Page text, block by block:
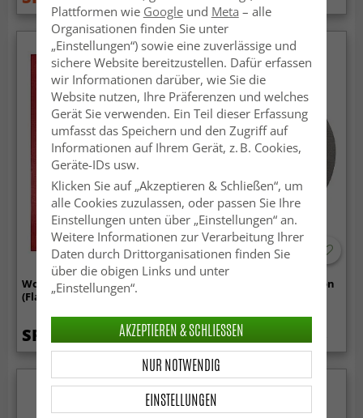
Wollteppich - Hamilton
(Flame Scarlet)
SFr. 88.99
Runde Teppiche - Hamilton
SFr. 44.99
Plattformen wie Googleund Meta – alle
Organisationen finden Sie unter
„Einstellungen“) sowie eine zuverlässige und
sichere Website bereitzustellen. Dafür erfassen
wir Informationen darüber, wie Sie die
Website nutzen, Ihre Präferenzen und welches
Gerät Sie verwenden. Ein Teil dieser Erfassung
umfasst das Speichern und den Zugriff auf
Informationen auf Ihrem Gerät, z. B. Cookies,
Geräte-IDs usw.
Klicken Sie auf „Akzeptieren & Schließen“, um
alle Cookies zuzulassen, oder passen Sie Ihre
Einstellungen unten über „Einstellungen“ an.
Weitere Informationen zur Verarbeitung Ihrer
Daten durch Drittorganisationen finden Sie
über die obigen Links und unter
„Einstellungen“.
EINSTELLUNGEN
NUR NOTWENDIG
AKZEPTIEREN & SCHLIESSEN